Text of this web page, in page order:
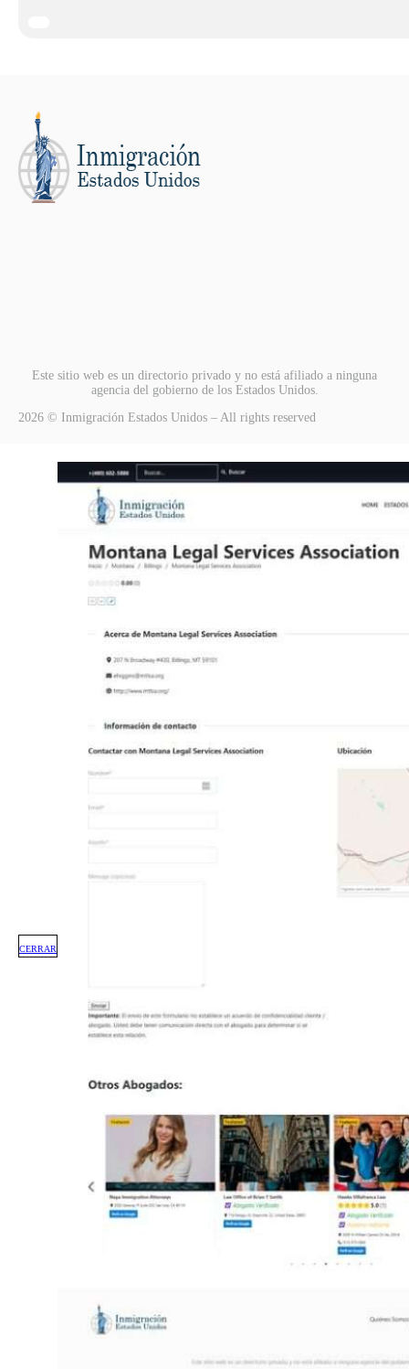
Este sitio web es un directorio privado y no está afiliado a ninguna
agencia del gobierno de los Estados Unidos.
2026 © Inmigración Estados Unidos – All rights reserved
CERRAR